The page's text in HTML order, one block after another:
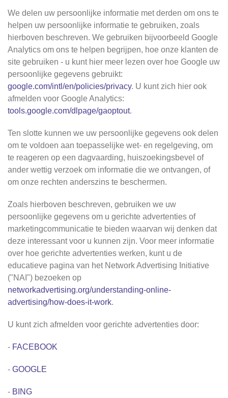
We delen uw persoonlijke informatie met derden om ons te
helpen uw persoonlijke informatie te gebruiken, zoals
hierboven beschreven. We gebruiken bijvoorbeeld Google
Analytics om ons te helpen begrijpen, hoe onze klanten de
site gebruiken - u kunt hier meer lezen over hoe Google uw
persoonlijke gegevens gebruikt:
google.com/intl/en/policies/privacy. U kunt zich hier ook
afmelden voor Google Analytics:
tools.google.com/dlpage/gaoptout.
Ten slotte kunnen we uw persoonlijke gegevens ook delen
om te voldoen aan toepasselijke wet- en regelgeving, om
te reageren op een dagvaarding, huiszoekingsbevel of
ander wettig verzoek om informatie die we ontvangen, of
om onze rechten anderszins te beschermen.
Zoals hierboven beschreven, gebruiken we uw
persoonlijke gegevens om u gerichte advertenties of
marketingcommunicatie te bieden waarvan wij denken dat
deze interessant voor u kunnen zijn. Voor meer informatie
over hoe gerichte advertenties werken, kunt u de
educatieve pagina van het Network Advertising Initiative
("NAI") bezoeken op
networkadvertising.org/understanding-online-
advertising/how-does-it-work.
U kunt zich afmelden voor gerichte advertenties door:
- FACEBOOK
- GOOGLE
- BING